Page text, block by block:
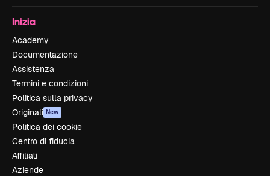
Inizia
Academy
Documentazione
Assistenza
Termini e condizioni
Politica sulla privacy
Originali New
Politica dei cookie
Centro di fiducia
Affiliati
Aziende